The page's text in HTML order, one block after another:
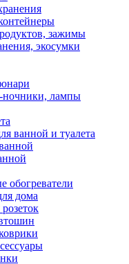
зажимы
экосумки
ночники, лампы
ванной и туалета
обогреватели
дома